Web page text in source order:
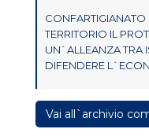
CONFARTIGIANATO
TERRITORIO IL
UN`ALLEANZA TRA
DIFENDERE
Vai all`archivio